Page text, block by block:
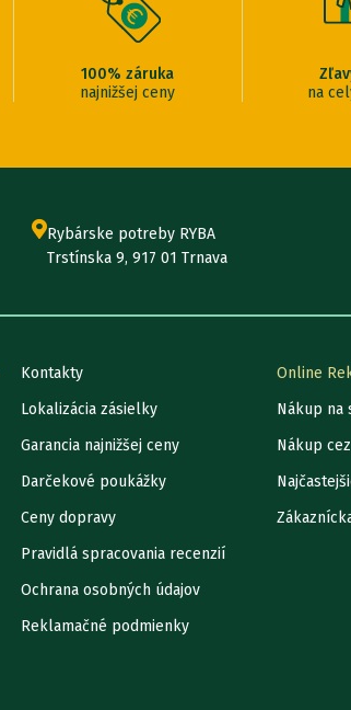
100% záruka
najnižšej ceny
na
Rybárske potreby RYBA
Trstínska 9, 917 01 Trnava
Kontakty
Lokalizácia zásielky
Garancia najnižšej ceny
Darčekové poukážky
Ceny dopravy
Pravidlá spracovania recenzií
Ochrana osobných údajov
Reklamačné podmienky
Online
Nákup na
Nákup